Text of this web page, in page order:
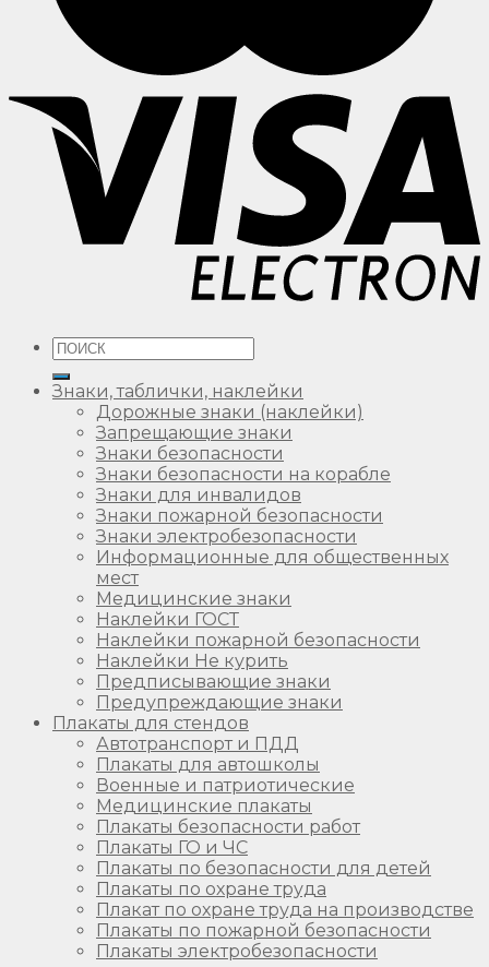
Искать:
Знаки, таблички, наклейки
Дорожные знаки (наклейки)
Запрещающие знаки
Знаки безопасности
Знаки безопасности на корабле
Знаки для инвалидов
Знаки пожарной безопасности
Знаки электробезопасности
Информационные для общественных
мест
Медицинские знаки
Наклейки ГОСТ
Наклейки пожарной безопасности
Наклейки Не курить
Предписывающие знаки
Предупреждающие знаки
Плакаты для стендов
Автотранспорт и ПДД
Плакаты для автошколы
Военные и патриотические
Медицинские плакаты
Плакаты безопасности работ
Плакаты ГО и ЧС
Плакаты по безопасности для детей
Плакаты по охране труда
Плакат по охране труда на производстве
Плакаты по пожарной безопасности
Плакаты электробезопасности